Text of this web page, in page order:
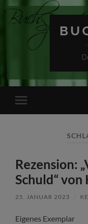
Mobile-
Menü
Rezension:
Schuld“ von
25. JANUAR 2023
Eigenes Exemplar